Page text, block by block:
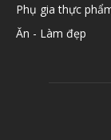
Phụ gia thực
Ăn - Làm đẹp